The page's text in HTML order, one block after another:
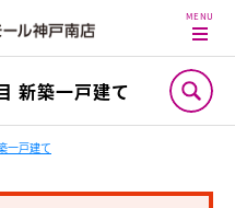
新築一戸建て
一戸建て